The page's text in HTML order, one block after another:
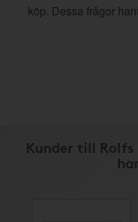
köp. Dessa frågor
Kunder till Rolfs